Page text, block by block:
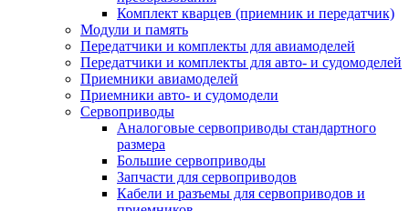
Комплект кварцев (приемник и передатчик)
Модули и память
Передатчики и комплекты для авиамоделей
Передатчики и комплекты для авто- и судомоделей
Приемники авиамоделей
Приемники авто- и судомодели
Сервоприводы
Аналоговые сервоприводы стандартного
размера
Большие сервоприводы
Запчасти для сервоприводов
Кабели и разъемы для сервоприводов и